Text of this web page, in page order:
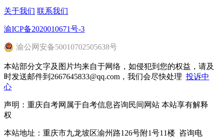
关于我们 联系我们
渝ICP备2020010671号-3
渝公网安备50010702505638号
本站部分文字及图片均来自于网络，如侵犯到您的权益，请及
时发送邮件到2667645833@qq.com，我们会尽快处理 投诉中
心
声明：重庆自考网属于自考信息咨询民间网站 本站享有解释
权
本站地址：重庆市九龙坡区渝州路126号附1号11楼 咨询电